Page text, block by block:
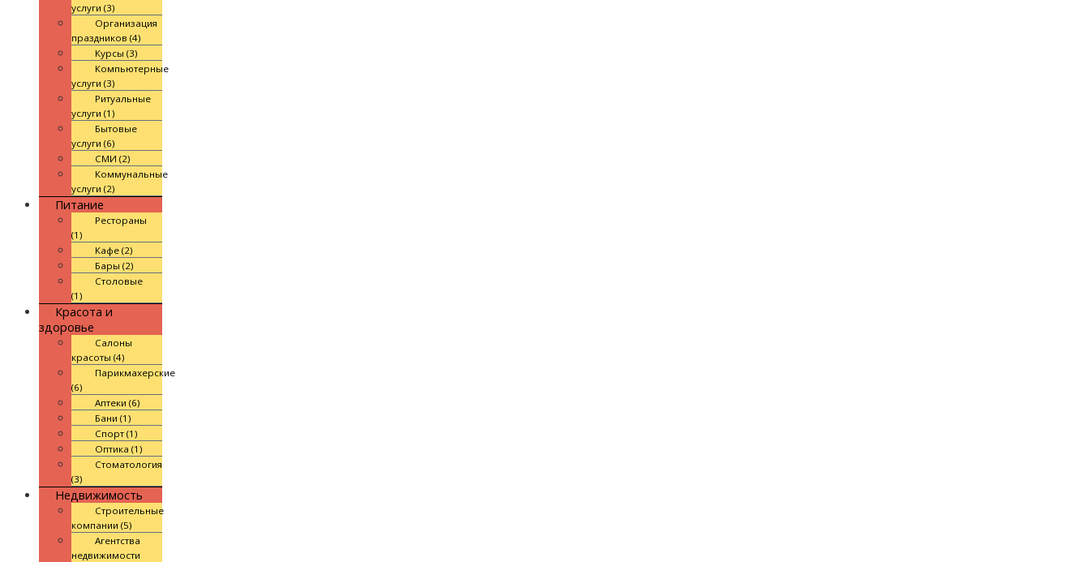
услуги (3)
Организация
праздников (4)
Курсы (3)
Компьютерные
услуги (3)
Ритуальные
услуги (1)
Бытовые
услуги (6)
СМИ (2)
Коммунальные
услуги (2)
Питание
Рестораны
(1)
Кафе (2)
Бары (2)
Столовые
(1)
Красота и
здоровье
Салоны
красоты (4)
Парикмахерские
(6)
Аптеки (6)
Бани (1)
Спорт (1)
Оптика (1)
Стоматология
(3)
Недвижимость
Строительные
компании (5)
Агентства
недвижимости